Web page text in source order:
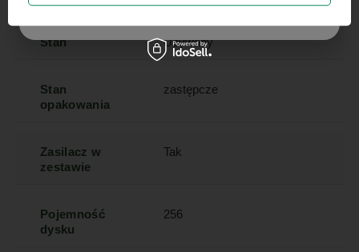
Stan Używany
Stan
opakowania
zastępcze
Zasilacz w
zestawie
Tak
Pojemność
dysku
256